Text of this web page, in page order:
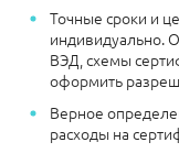
Точные сроки и
индивидуально.
ВЭД, схемы
оформить
Верное
расходы на